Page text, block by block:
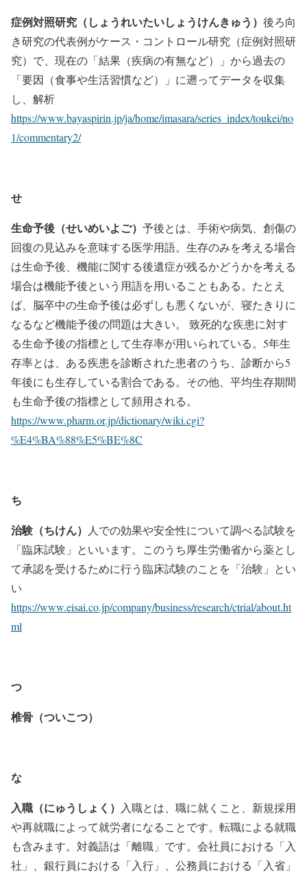
症例対照研究（しょうれいたいしょうけんきゅう） 後ろ向
き研究の代表例がケース・コントロール研究（症例対照研
究）で、現在の「結果（疾病の有無など）」から過去の
「要因（食事や生活習慣など）」に遡ってデータを収集
し、解析
https://www.bayaspirin.jp/ja/home/imasara/series_index/toukei/no
1/commentary2/
せ
生命予後（せいめいよご） 予後とは、手術や病気、創傷の
回復の見込みを意味する医学用語。生存のみを考える場合
は生命予後、機能に関する後遺症が残るかどうかを考える
場合は機能予後という用語を用いることもある。たとえ
ば、脳卒中の生命予後は必ずしも悪くないが、寝たきりに
なるなど機能予後の問題は大きい。 致死的な疾患に対す
る生命予後の指標として生存率が用いられている。5年生
存率とは、ある疾患を診断された患者のうち、診断から5
年後にも生存している割合である。その他、平均生存期間
も生命予後の指標として頻用される。
https://www.pharm.or.jp/dictionary/wiki.cgi?
%E4%BA%88%E5%BE%8C
ち
治験（ちけん）
人での効果や安全性について調べる試験を
「臨床試験」といいます。このうち厚生労働省から薬とし
て承認を受けるために行う臨床試験のことを「治験」とい
い
https://www.eisai.co.jp/company/business/research/ctrial/about.ht
ml
つ
椎骨（ついこつ）
な
入職（にゅうしょく） 入職とは、職に就くこと、新規採用
や再就職によって就労者になることです。転職による就職
も含みます。対義語は「離職」です。会社員における「入
社」、銀行員における「入行」、公務員における「入省」